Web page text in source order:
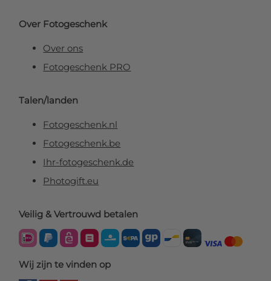
Over Fotogeschenk
Over ons
Fotogeschenk PRO
Talen/landen
Fotogeschenk.nl
Fotogeschenk.be
Ihr-fotogeschenk.de
Photogift.eu
Veilig & Vertrouwd betalen
Wij zijn te vinden op